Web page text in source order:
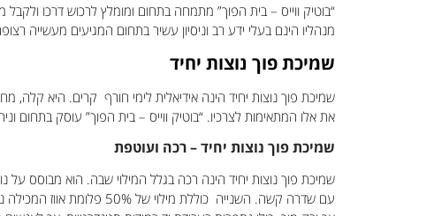
“בוטיק ווייס – בית הפוך” מתמחה בתחום ומומלץ לרכוש דרכו ולקבל
מנהליו הינם בעלי ידע רב וניסיון עשיר בתחום המגיעים מעשייה
שמיכת פוך נוצות יחיד
שמיכת פוך נוצות יחיד הינה אידיאלית לימי חורף קרים. היא קלה,
את אלו המתאימות לצרכיו. “בוטיק ווייס – בית הפוך” עוסק בתחום
שמיכת פוך נוצות יחיד – רכה ועוטפת
שמיכת פוך נוצות יחיד הינה רכה בגלל המילוי שבה. הוא מבוסס על